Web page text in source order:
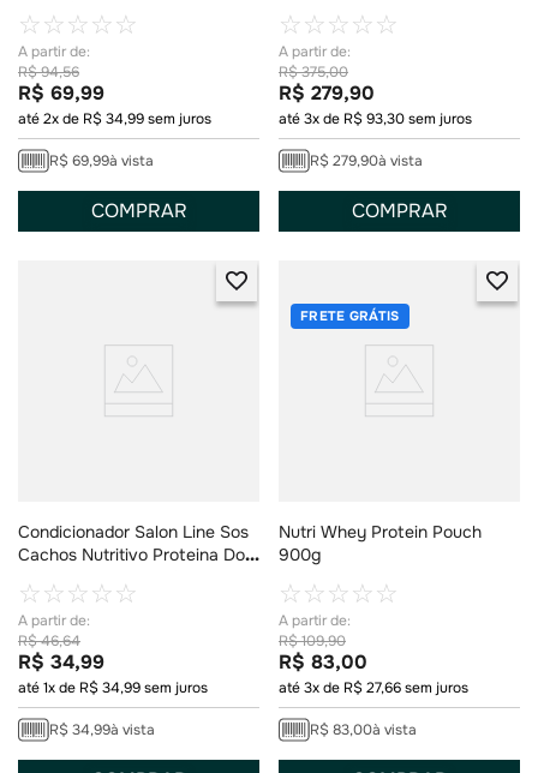
40g
☆☆☆☆☆
R$94,56
R$ 69,99
até2x de R$34,99sem juros
R$ 69,99à vista
COMPRAR
☆☆☆☆☆
R$375,00
R$ 279,90
até3x de R$93,30sem juros
R$ 279,90à vista
COMPRAR
Condicionador Salon Line Sos
Cachos Nutritivo Proteina Do
☆☆☆☆☆
R$46,64
R$ 34,99
até1x de R$34,99sem juros
R$ 34,99à vista
Nutri Whey Protein Pouch
900g
☆☆☆☆☆
R$109,90
R$ 83,00
até3x de R$27,66sem juros
R$ 83,00à vista
FRETE GRÁTIS